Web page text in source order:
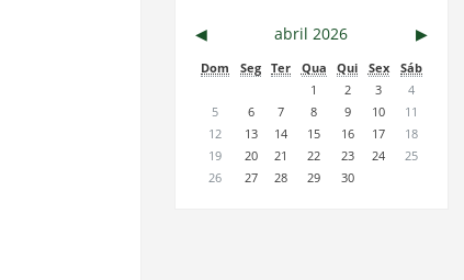
◀︎ abril 2026 ▶︎
Dom Seg Ter Qua Qui Sex
Sáb
1
2 3
4
5
6 7 8 9 10
11
12
13 14 15 16 17
18
19
20 21 22 23 24
25
26
27 28 29 30